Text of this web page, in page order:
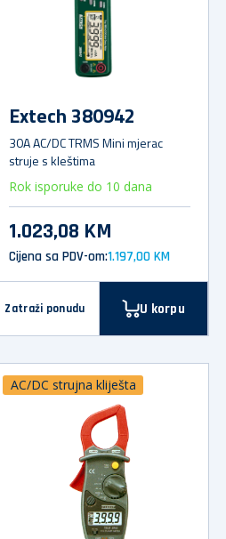
Extech 380942
30A AC/DC TRMS Mini mjerac
struje s kleštima
Rok isporuke do 10 dana
1.023,08 KM
Cijena sa PDV-om:1.197,00 KM
Zatraži ponudu U korpu
AC/DC strujna kliješta